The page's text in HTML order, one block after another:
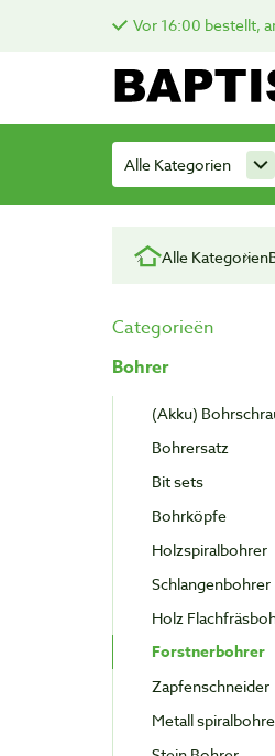
Vor 16:00 bestellt,
Alle Kategorien
Alle Kategorien
Categorieën
Bohrer
(Akku)
Bohrersatz
Bit sets
Bohrköpfe
Holzspiralbohrer
Schlangenbohrer
Holz
Forstnerbohrer
Zapfenschneider
Metall